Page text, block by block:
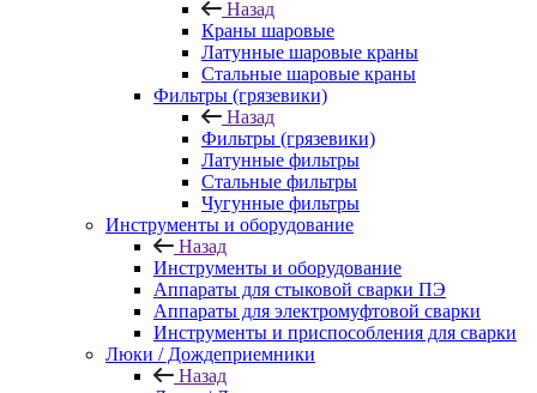
Назад
Краны шаровые
Латунные шаровые краны
Стальные шаровые краны
Фильтры (грязевики)
Назад
Фильтры (грязевики)
Латунные фильтры
Стальные фильтры
Чугунные фильтры
Инструменты и оборудование
Назад
Инструменты и оборудование
Аппараты для стыковой сварки ПЭ
Аппараты для электромуфтовой сварки
Инструменты и приспособления для сварки
Люки / Дождеприемники
Назад